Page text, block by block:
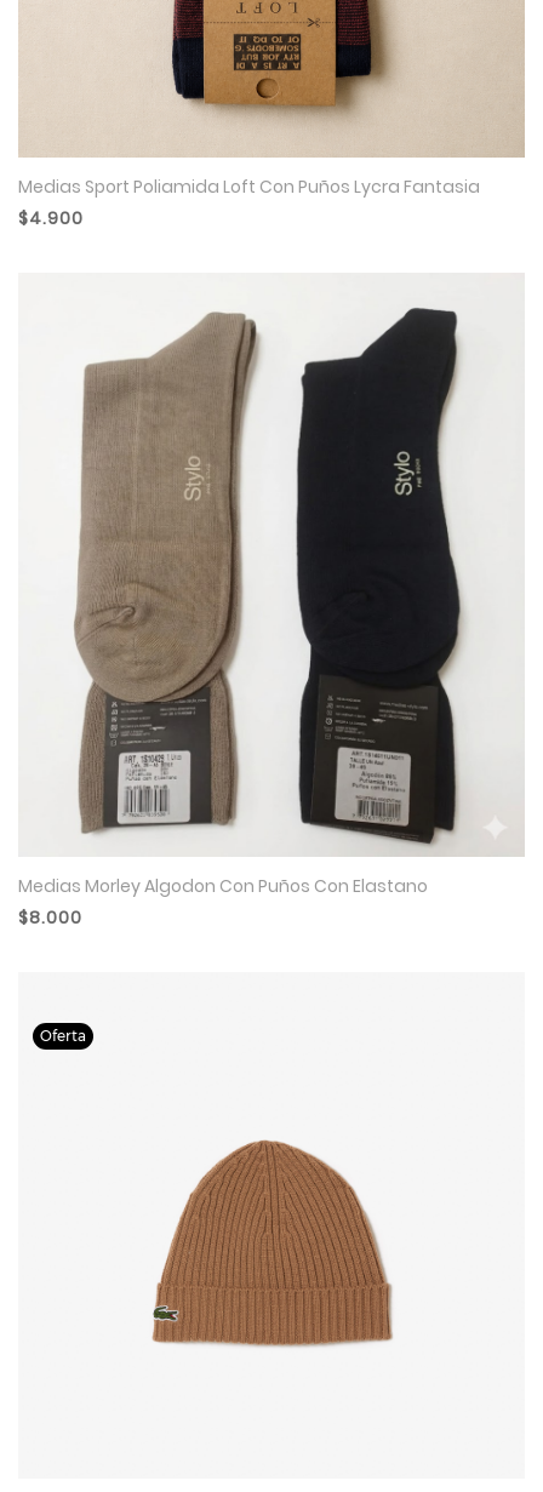
Medias Sport Poliamida Loft Con Puños Lycra Fantasia
$4.900
Medias Morley Algodon Con Puños Con Elastano
$8.000